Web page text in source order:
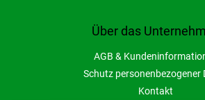
Über das
AGB &
Schutz personenbezogener
Kontakt